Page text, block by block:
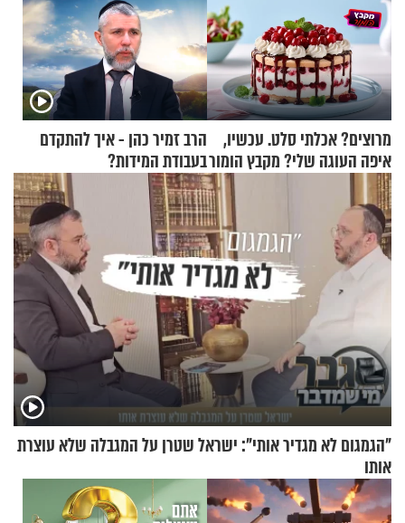
מרוצים? אכלתי סלט. עכשיו,
איפה העוגה שלי? מקבץ הומור
כייפי מספר 1
הרב זמיר כהן - איך להתקדם
בעבודת המידות?
"הגמגום לא מגדיר אותי": ישראל שטרן על המגבלה שלא עוצרת
אותו